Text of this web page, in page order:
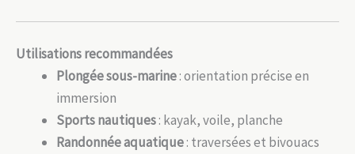
Utilisations recommandées
Plongée sous-marine: orientation précise en
immersion
Sports nautiques: kayak, voile, planche
Randonnée aquatique: traversées et bivouacs